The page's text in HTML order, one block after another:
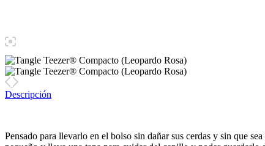
Descripción
Pensado para llevarlo en el bolso sin dañar sus cerdas y sin que